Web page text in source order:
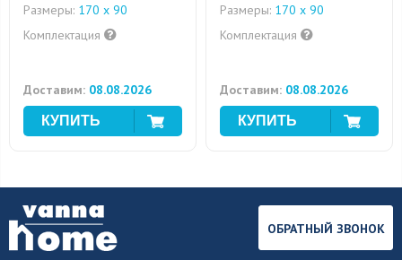
Размеры: 170 х 90
Комплектация
Доставим: 08.08.2026
Размеры: 170 х 90
Комплектация
Доставим: 08.08.2026
ОБРАТНЫЙ ЗВОНОК